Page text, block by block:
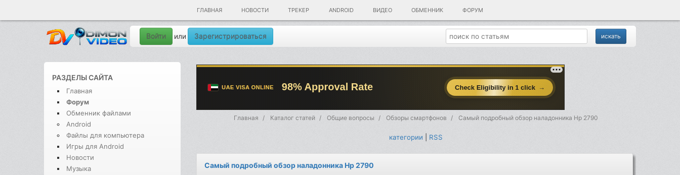
ГЛАВНАЯ НОВОСТИ ТРЕКЕР ANDROID ВИДЕО ОБМЕННИК ФОРУМ
Войти или Зарегистрироваться
РАЗДЕЛЫ САЙТА
Главная
Форум
Обменник файлами
Android
Файлы для компьютера
Игры для Android
Новости
Музыка
Главная Каталог статей Общие вопросы Обзоры смартфонов Самый подробный обзор наладонника Hp 2790
категории RSS
Самый подробный обзор наладонника Hp 2790